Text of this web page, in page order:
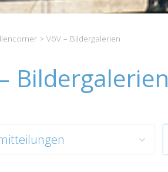
> VöV – Bildergalerien
Bildergalerien